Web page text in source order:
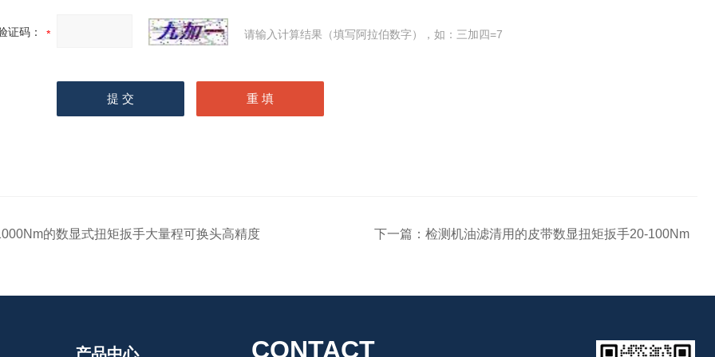
证码： 请输入计算结果（填写阿拉伯数字），如：三加四=7
的数显式扭矩扳手大量程可换头高精度 下一篇： 检测机油滤清用的皮带数显扭矩扳手20-100Nm
CONTACT